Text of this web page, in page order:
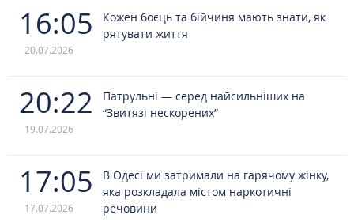
16:05
20.07.2026
Кожен боєць та бійчиня мають знати, як
рятувати життя
20:22
19.07.2026
Патрульні — серед найсильніших на
“Звитязі нескорених”
17:05
17.07.2026
В Одесі ми затримали на гарячому жінку,
яка розкладала містом наркотичні
речовини